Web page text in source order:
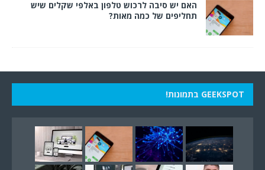
האם יש סיבה לרכוש טלפון באלפי שקלים שיש
תחליפים של כמה מאות?
GEEKSPOT בתמונות!